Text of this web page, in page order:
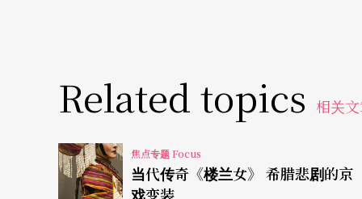
现，不管是媒体或观众，似乎都会给予原创作
会发现，经典改编一直都是世界舞台的主流。
将在国家戏剧院由全男性演出的莎剧《第十二
拉剧团」，以俄罗斯剧场人质事件改编的《剧
Related topics 相关
焦点专题 Focus
当代传奇《楼兰女》 希腊悲剧的京
戏变装